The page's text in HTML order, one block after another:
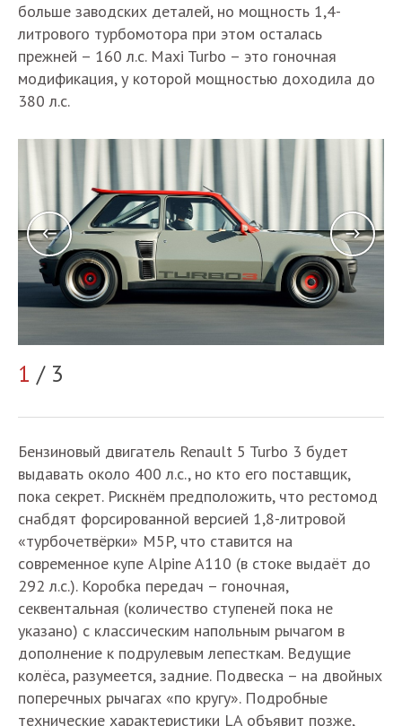
больше заводских деталей, но мощность 1,4-
литрового турбомотора при этом осталась
прежней – 160 л.с. Maxi Turbo – это гоночная
модификация, у которой мощностью доходила до
380 л.с.
1 / 3
Бензиновый двигатель Renault 5 Turbo 3 будет
выдавать около 400 л.с., но кто его поставщик,
пока секрет. Рискнём предположить, что рестомод
снабдят форсированной версией 1,8-литровой
«турбочетвёрки» M5P, что ставится на
современное купе Alpine A110 (в стоке выдаёт до
292 л.с.). Коробка передач – гоночная,
секвентальная (количество ступеней пока не
указано) с классическим напольным рычагом в
дополнение к подрулевым лепесткам. Ведущие
колёса, разумеется, задние. Подвеска – на двойных
поперечных рычагах «по кругу». Подробные
технические характеристики LA объявит позже,